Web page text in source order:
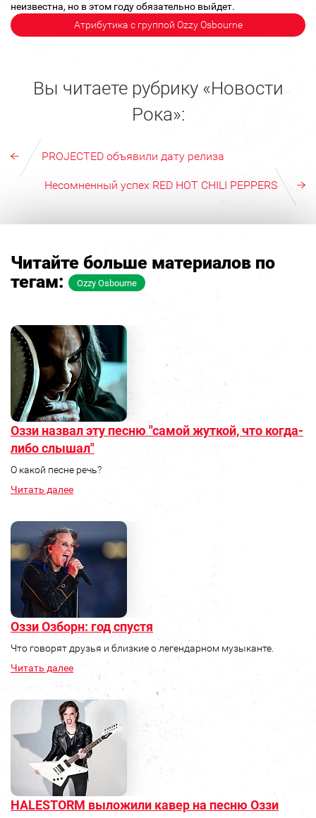
неизвестна, но в этом году обязательно выйдет.
Атрибутика с группой Ozzy Osbourne
Вы читаете рубрику «Новости
Рока»:
PROJECTED объявили дату релиза
Несомненный успех RED HOT CHILI PEPPERS
Читайте больше материалов по
тегам:
Ozzy Osbourne
Оззи назвал эту песню "самой жуткой, что когда-
либо слышал"
О какой песне речь?
Читать далее
Оззи Озборн: год спустя
Что говорят друзья и близкие о легендарном музыканте.
Читать далее
HALESTORM выложили кавер на песню Оззи